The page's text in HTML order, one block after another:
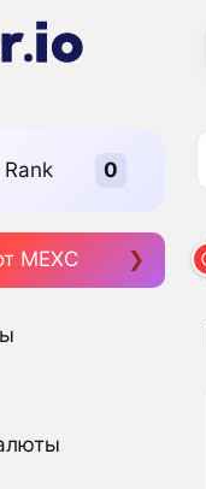
MEXC